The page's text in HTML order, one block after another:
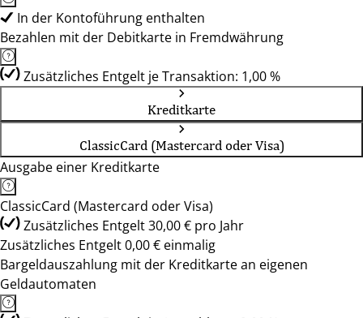
In der Kontoführung enthalten
Bezahlen mit der Debitkarte in Fremdwährung
Zusätzliches Entgelt je Transaktion: 1,00 %
Kreditkarte
ClassicCard (Mastercard oder Visa)
Ausgabe einer Kreditkarte
ClassicCard (Mastercard oder Visa)
Zusätzliches Entgelt 30,00 € pro Jahr
Zusätzliches Entgelt 0,00 € einmalig
Bargeldauszahlung mit der Kreditkarte an eigenen
Geldautomaten